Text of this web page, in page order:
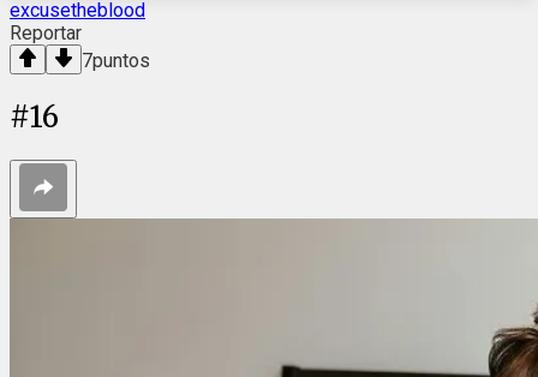
excusetheblood
Reportar
7puntos
#16